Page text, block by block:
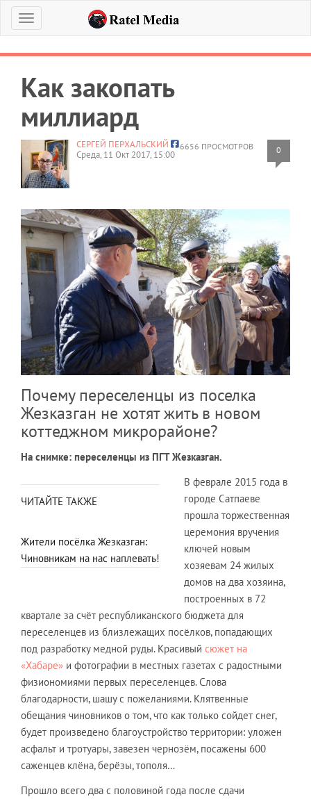
Меню
Как закопать
миллиард
6656 ПРОСМОТРОВ 0
СЕРГЕЙ ПЕРХАЛЬСКИЙ
Среда, 11 Окт 2017, 15:00
Почему переселенцы из поселка
Жезказган не хотят жить в новом
коттеджном микрорайоне?
На снимке: переселенцы из ПГТ Жезказган.
ЧИТАЙТЕ ТАКЖЕ
Жители посёлка Жезказган:
Чиновникам на нас наплевать!
В феврале 2015 года в
городе Сатпаеве
прошла торжественная
церемония вручения
ключей новым
хозяевам 24 жилых
домов на два хозяина,
построенных в 72
квартале за счёт республиканского бюджета для
переселенцев из близлежащих посёлков, попадающих
под разработку медной руды. Красивый сюжет на
«Хабаре» и фотографии в местных газетах с радостными
физиономиями первых переселенцев. Слова
благодарности, шашу с пожеланиями. Клятвенные
обещания чиновников о том, что как только сойдет снег,
будет произведено благоустройство территории: уложен
асфальт и тротуары, завезен чернозём, посажены 600
саженцев клёна, берёзы, тополя…
Прошло всего два с половиной года после сдачи